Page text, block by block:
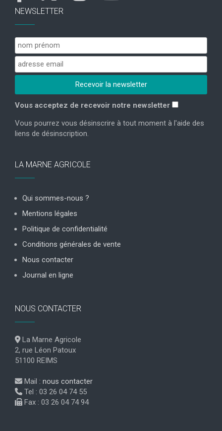
NEWSLETTER
Vous acceptez de recevoir notre newsletter
Vous pourrez vous désinscrire à tout moment à l'aide des
liens de désinscription.
LA MARNE AGRICOLE
Qui sommes-nous ?
Mentions légales
Politique de confidentialité
Conditions générales de vente
Nous contacter
Journal en ligne
NOUS CONTACTER
La Marne Agricole
2, rue Léon Patoux
51100 REIMS
Mail : nous contacter
Tel : 03 26 04 74 55
Fax : 03 26 04 74 94